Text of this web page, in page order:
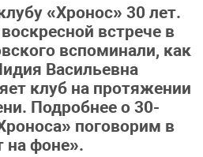
«Хронос» 30 лет.
встрече в
вспоминали, как
Васильевна
клуб на протяжении
Подробнее о 30-
поговорим в
на фоне».